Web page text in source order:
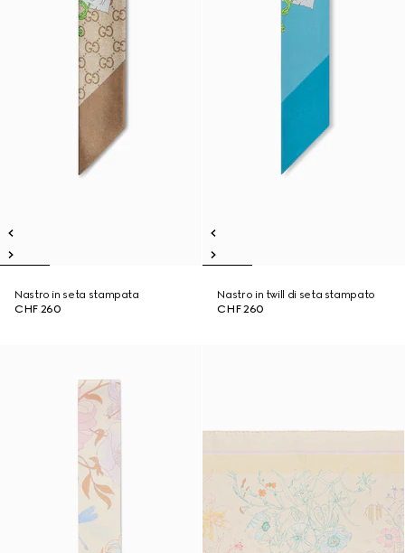
Nastro in seta stampata
CHF 260
Nastro in twill di seta stampato
CHF 260